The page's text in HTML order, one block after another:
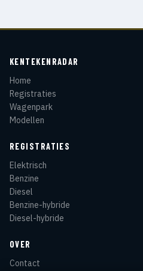
KENTEKENRADAR
Home
Registraties
Wagenpark
Modellen
REGISTRATIES
Elektrisch
Benzine
Diesel
Benzine-hybride
Diesel-hybride
OVER
Contact